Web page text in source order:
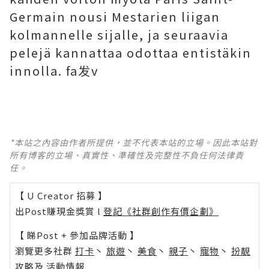
Germain nousi Mestarien liigan
kolmannelle sijalle, ja seuraavia
pelejä kannattaa odottaa entistäkin
innolla. fa发v
*本站之內容由作者所提供，並不代表本站的立場。因此本站對
所有博客的立場、真實性、準確性及完整性不負任何法律責
任。
【 U Creator 招募 】
出Post賺現金獎賞 l 登記《社群創作有價企劃》
【 睇Post + 參加品牌活動 】
瀏覽更多社群 打卡 丶 旅遊 丶 美食 丶 親子 丶 寵物 丶 扮靚
攻略及 活動情報